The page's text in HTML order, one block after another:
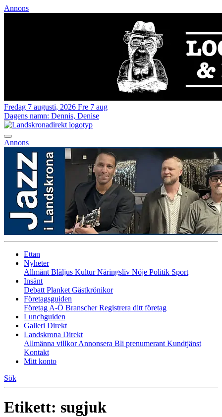
Annons
Fredag 7 augusti, 2026 Fre 7 aug
Dagens namn: Dennis, Denise
Annons
Ettan
Nyheter
Allmänt Blåljus KulturNäringsliv Nöje Politik Sport
Insänt
Debatt Planket Gästkrönikor
Företagsguiden
Företag A-Ö BranscherRegistrera ditt företag
Lunchguiden
Galleri Direkt
Landskrona Direkt
Allmänna villkorAnnonsera Bli prenumerant Kundtjänst
Kontakt
Mitt konto
Sök
Etikett: sugjuk